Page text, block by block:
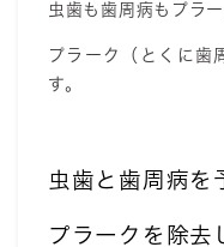
虫歯も歯周病もプラ
プラーク（とくに歯
す。
虫歯と歯周病を
プラークを除去